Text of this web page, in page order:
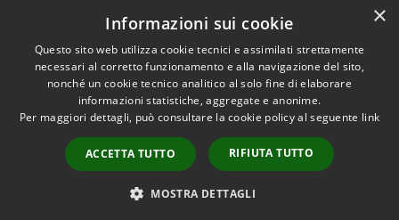
Albo Pretorio
Accessibilità
Copyright © 2026 • Comune di
Trani • Powered by
Municipium•
Accesso
redazione
×
Informazioni sui cookie
Questo sito web utilizza cookie tecnici e assimilati strettamente
necessari al corretto funzionamento e alla navigazione del sito,
nonché un cookie tecnico analitico al solo fine di elaborare
informazioni statistiche, aggregate e anonime.
Per maggiori dettagli, può consultare la cookie policy al seguente link
ACCETTA TUTTO RIFIUTA TUTTO
MOSTRA DETTAGLI